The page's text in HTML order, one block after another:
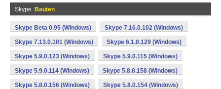
Skype Bauten
Skype Beta 0.95 (Windows) Skype 7.16.0.102 (Windows)
Skype 7.13.0.101 (Windows) Skype 6.1.0.129 (Windows)
Skype 5.9.0.123 (Windows) Skype 5.9.0.115 (Windows)
Skype 5.9.0.114 (Windows) Skype 5.8.0.158 (Windows)
Skype 5.8.0.156 (Windows) Skype 5.8.0.154 (Windows)